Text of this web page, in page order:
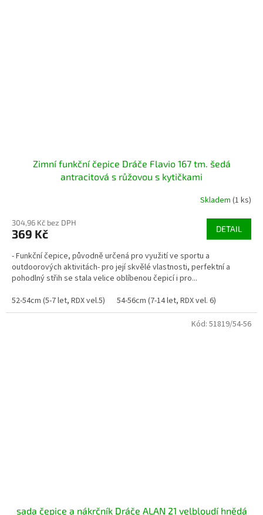
Zimní funkční čepice Dráče Flavio 167 tm. šedá
antracitová s růžovou s kytičkami
Skladem (1 ks)
304,96 Kč bez DPH
369 Kč DETAIL
- Funkční čepice, původně určená pro využití ve sportu a
outdoorových aktivitách- pro její skvělé vlastnosti, perfektní a
pohodlný střih se stala velice oblíbenou čepicí i pro...
52-54cm (5-7 let, RDX vel.5)
54-56cm (7-14 let, RDX vel. 6)
sada čepice a nákrčník Dráče ALAN 21 velbloudí hnědá
Kód: 51819/54-56